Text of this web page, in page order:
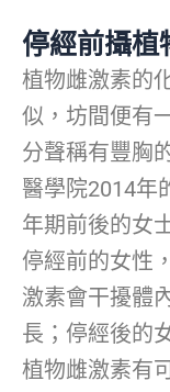
停經前攝植
植物雌激素的
似，坊間便有
分聲稱有豐胸
醫學院2014年
年期前後的女
停經前的女性
激素會干擾體
長；停經後的
植物雌激素有